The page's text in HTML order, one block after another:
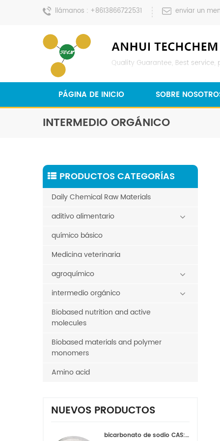
llámanos : +8613866722531 enviar un
PÁGINA DE INICIO SOBRE
INTERMEDIO ORGÁNICO
PRODUCTOS CATEGORÍAS
Daily Chemical Raw Materials
aditivo alimentario
químico básico
Medicina veterinaria
agroquímico
intermedio orgánico
Biobased nutrition and active
molecules
Biobased materials and polymer
monomers
Amino acid
NUEVOS PRODUCTOS
bicarbonato de sodio CAS:144-55-8